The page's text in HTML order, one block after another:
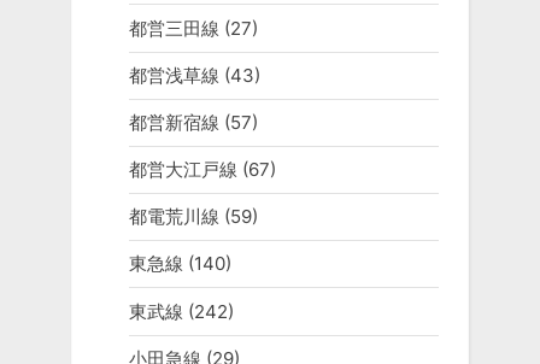
都営三田線 (27)
都営浅草線 (43)
都営新宿線 (57)
都営大江戸線 (67)
都電荒川線 (59)
東急線 (140)
東武線 (242)
小田急線 (29)